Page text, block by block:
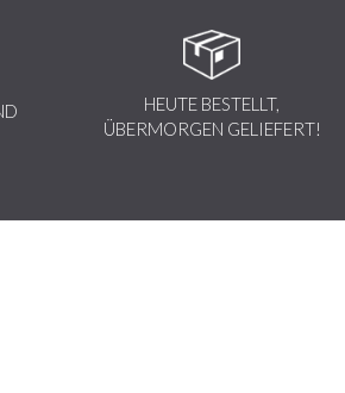
HEUTE BESTELLT,
ÜBERMORGEN GELIEFERT!